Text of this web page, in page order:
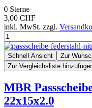
0 Sterne
3,00 CHF
inkl. MwSt. zzgl.
Schnell Ansicht
Zur
Zur Vergleichsliste
MBR
22x15x2.0